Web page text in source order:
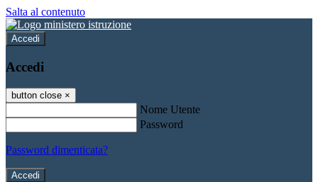
Salta al contenuto
Accedi
Accedi
button close ×
Nome Utente
Password
Password dimenticata?